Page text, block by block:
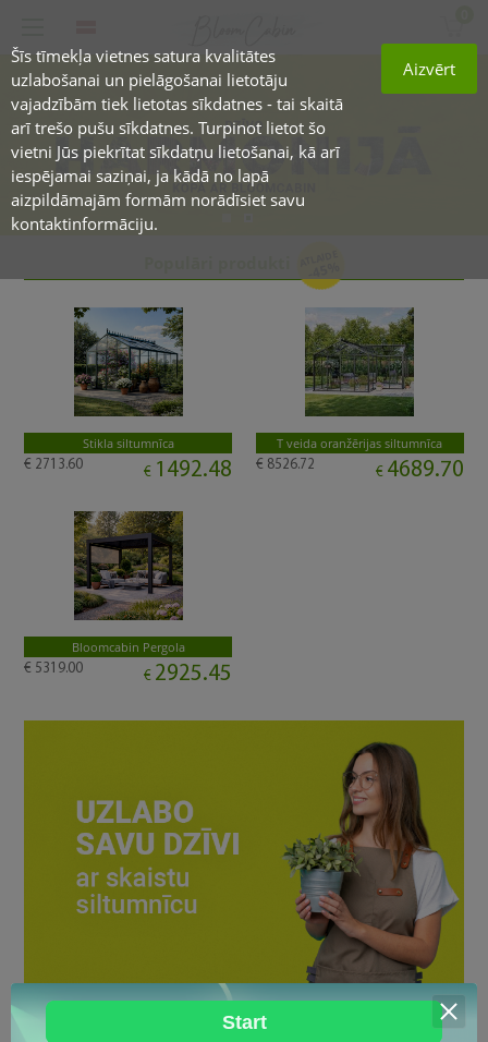
Šīs tīmekļa vietnes satura kvalitātes
uzlabošanai un pielāgošanai lietotāju
vajadzībām tiek lietotas sīkdatnes - tai skaitā
arī trešo pušu sīkdatnes. Turpinot lietot šo
vietni Jūs piekrītat sīkdatņu lietošanai, kā arī
iespējamai saziņai, ja kādā no lapā
aizpildāmajām formām norādīsiet savu
kontaktinformāciju.
Aizvērt
Stikla siltumnīca
€ 2713.60
€ 1492.48
T veida oranžērijas siltumnīca
€ 8526.72
€ 4689.70
Bloomcabin Pergola
€ 5319.00
€ 2925.45